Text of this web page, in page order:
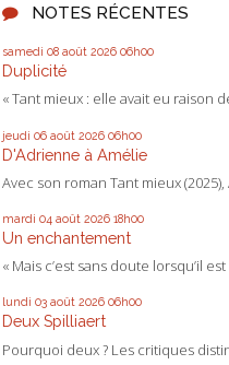
NOTES RÉCENTES
samedi 08 août 2026 06h00
Duplicité
« Tant mieux : elle avait eu raison
jeudi 06 août 2026 06h00
D'Adrienne à Amélie
Avec son roman Tant mieux
mardi 04 août 2026 18h00
Un enchantement
« Mais c’est sans doute lorsqu’il est
lundi 03 août 2026 06h00
Deux Spilliaert
Pourquoi deux ? Les critiques